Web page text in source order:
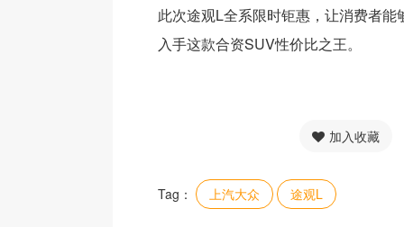
此次途观L全系限时钜惠，让消费者能
入手这款合资SUV性价比之王。
加入收藏
Tag： 上汽大众 途观L